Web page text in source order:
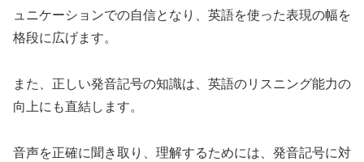
ュニケーションでの自信となり、英語を使った表現の幅を
格段に広げます。
また、正しい発音記号の知識は、英語のリスニング能力の
向上にも直結します。
音声を正確に聞き取り、理解するためには、発音記号に対